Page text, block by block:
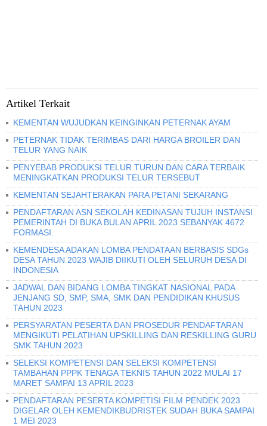
Artikel Terkait
KEMENTAN WUJUDKAN KEINGINKAN PETERNAK AYAM
PETERNAK TIDAK TERIMBAS DARI HARGA BROILER DAN
TELUR YANG NAIK
PENYEBAB PRODUKSI TELUR TURUN DAN CARA TERBAIK
MENINGKATKAN PRODUKSI TELUR TERSEBUT
KEMENTAN SEJAHTERAKAN PARA PETANI SEKARANG
PENDAFTARAN ASN SEKOLAH KEDINASAN TUJUH INSTANSI
PEMERINTAH DI BUKA BULAN APRIL 2023 SEBANYAK 4672
FORMASI.
KEMENDESA ADAKAN LOMBA PENDATAAN BERBASIS SDGs
DESA TAHUN 2023 WAJIB DIIKUTI OLEH SELURUH DESA DI
INDONESIA
JADWAL DAN BIDANG LOMBA TINGKAT NASIONAL PADA
JENJANG SD, SMP, SMA, SMK DAN PENDIDIKAN KHUSUS
TAHUN 2023
PERSYARATAN PESERTA DAN PROSEDUR PENDAFTARAN
MENGIKUTI PELATIHAN UPSKILLING DAN RESKILLING GURU
SMK TAHUN 2023
SELEKSI KOMPETENSI DAN SELEKSI KOMPETENSI
TAMBAHAN PPPK TENAGA TEKNIS TAHUN 2022 MULAI 17
MARET SAMPAI 13 APRIL 2023
PENDAFTARAN PESERTA KOMPETISI FILM PENDEK 2023
DIGELAR OLEH KEMENDIKBUDRISTEK SUDAH BUKA SAMPAI
1 MEI 2023